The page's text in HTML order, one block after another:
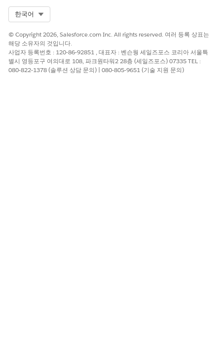
한국어
© Copyright 2026, Salesforce.com Inc. All rights reserved. 여러 등록 상표는
해당 소유자의 것입니다.
사업자 등록번호 : 120-86-92851 , 대표자 : 벤슨웡 세일즈포스 코리아 서울특
별시 영등포구 여의대로 108, 파크원타워2 28층 (세일즈포스) 07335 TEL :
080-822-1378 (솔루션 상담 문의) | 080-805-9651 (기술 지원 문의)